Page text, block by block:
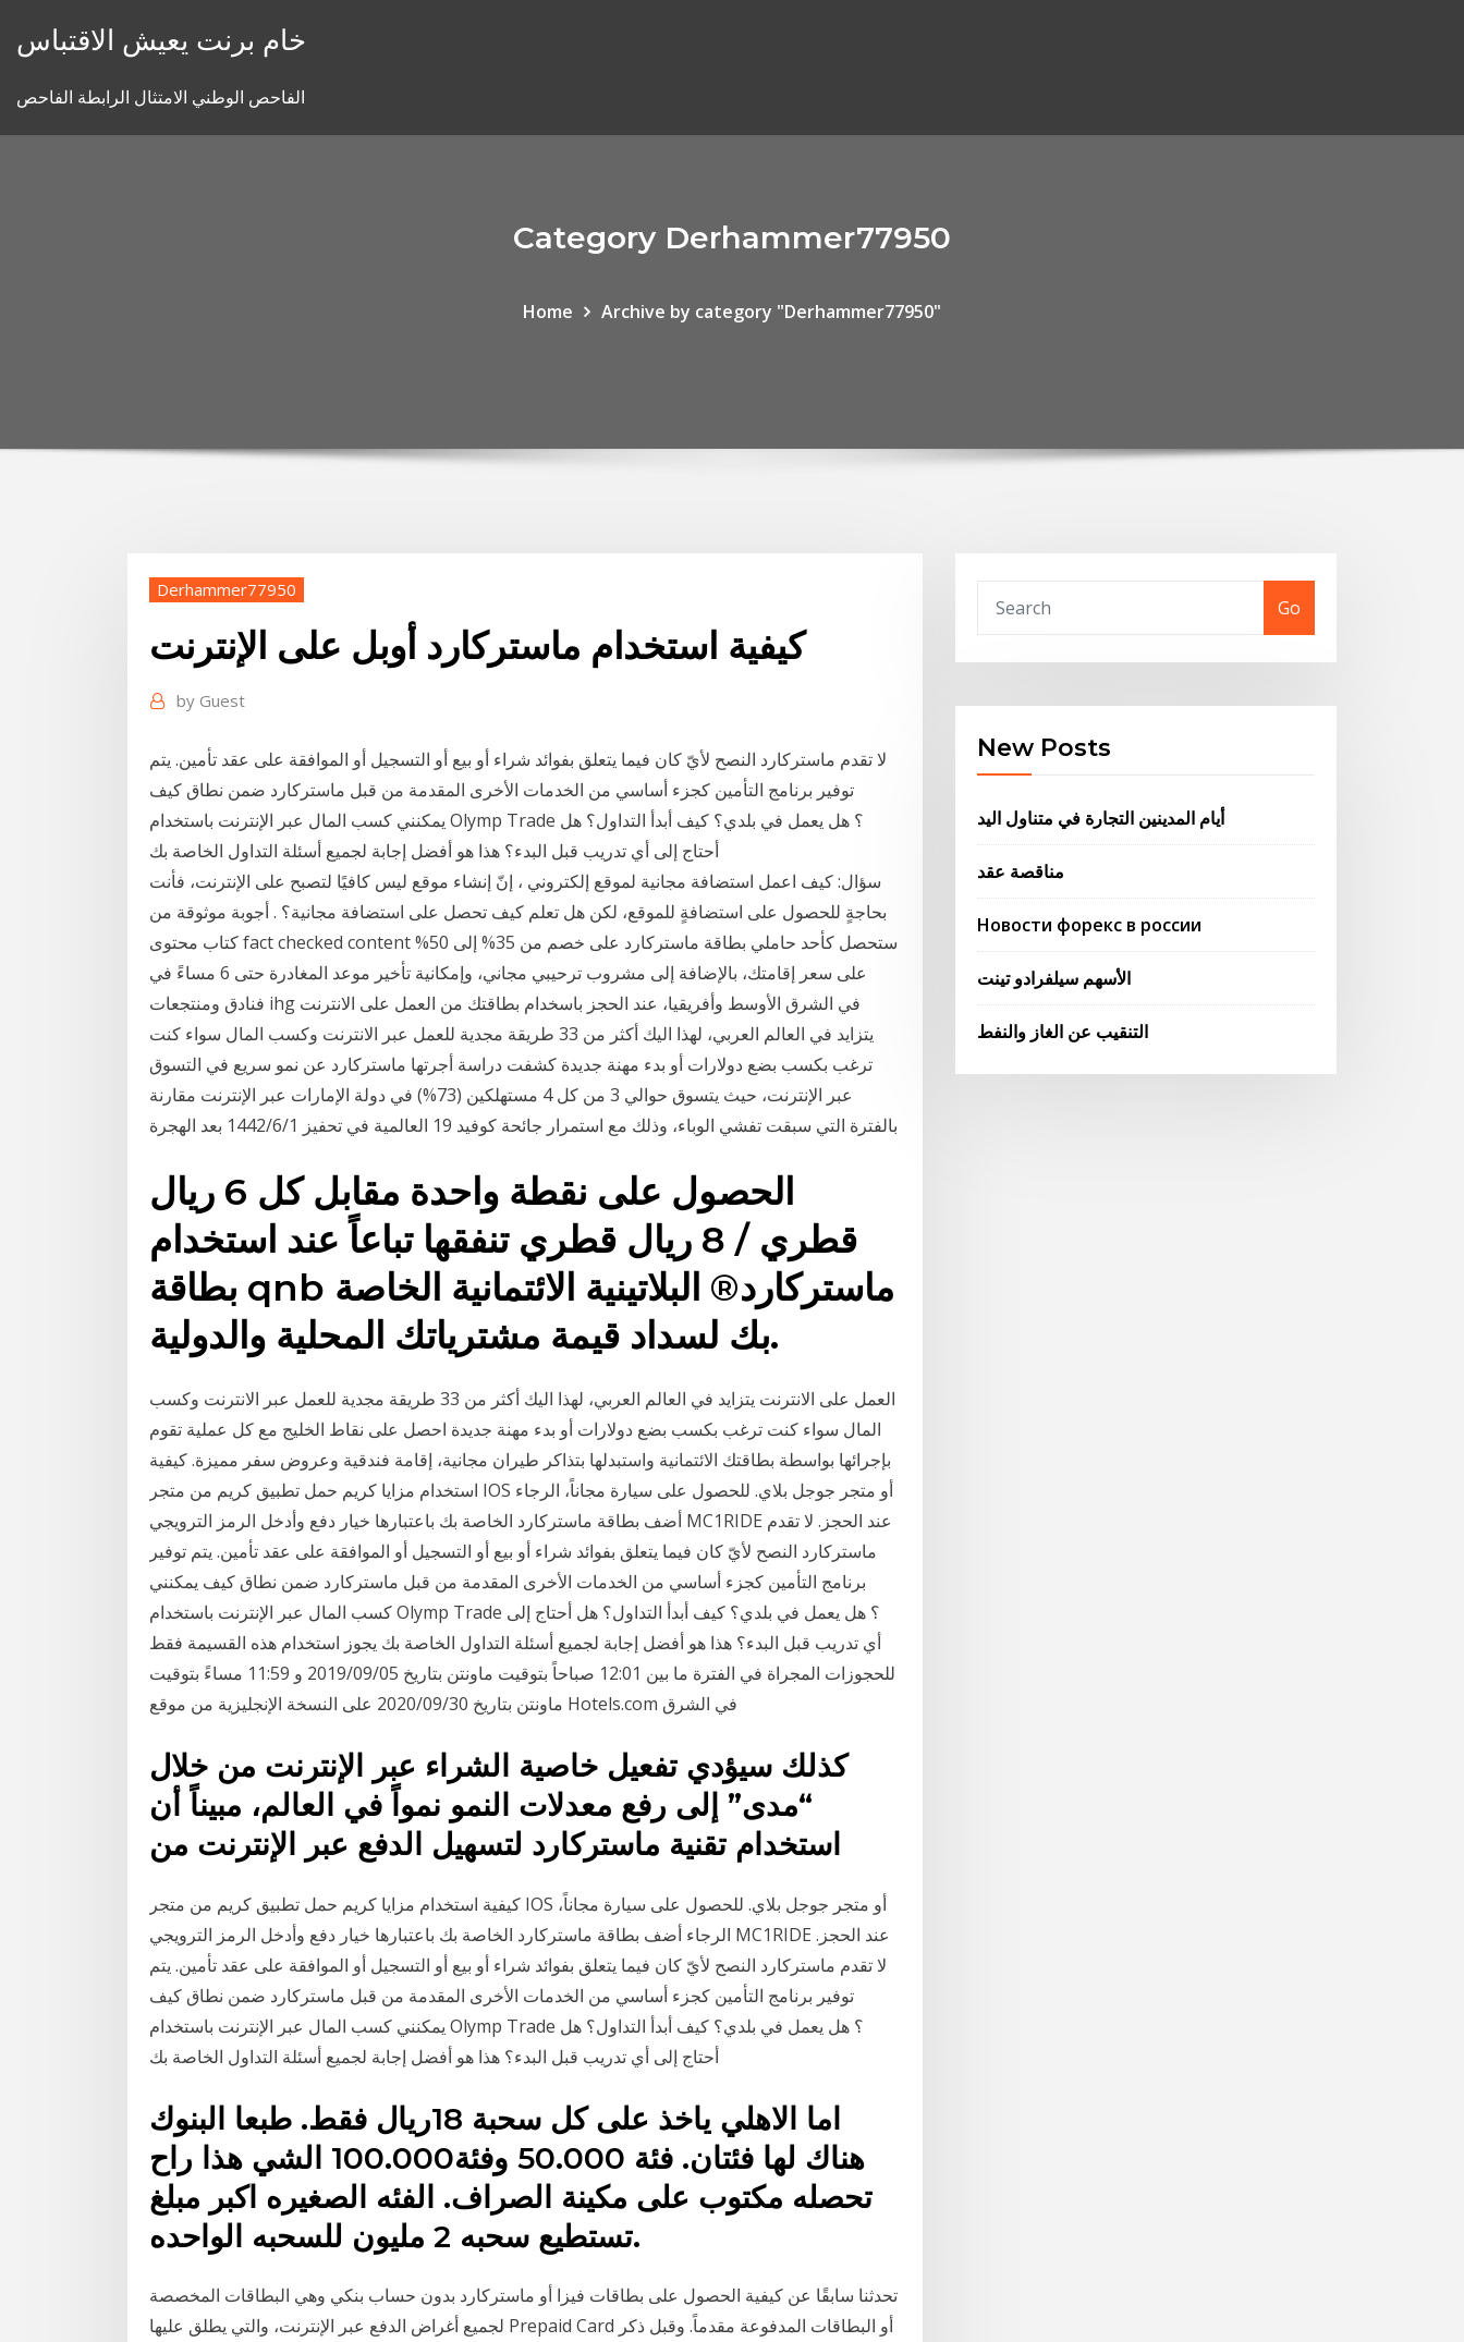
خام برنت يعيش الاقتباس
الفاحص الوطني الامتثال الرابطة الفاحص
Category Derhammer77950
Home Archive by category "Derhammer77950"
Derhammer77950
كيفية استخدام ماستركارد أوبل على الإنترنت
by Guest
لا تقدم ماستركارد النصح لأيّ كان فيما يتعلق بفوائد شراء أو بيع أو التسجيل أو الموافقة على عقد تأمين. يتم
توفير برنامج التأمين كجزء أساسي من الخدمات الأخرى المقدمة من قبل ماستركارد ضمن نطاق كيف
يمكنني كسب المال عبر الإنترنت باستخدام Olymp Trade ؟ هل يعمل في بلدي؟ كيف أبدأ التداول؟ هل
أحتاج إلى أي تدريب قبل البدء؟ هذا هو أفضل إجابة لجميع أسئلة التداول الخاصة بك
سؤال: كيف اعمل استضافة مجانية لموقع إلكتروني ، إنّ إنشاء موقع ليس كافيًا لتصبح على الإنترنت، فأنت
بحاجةٍ للحصول على استضافةٍ للموقع، لكن هل تعلم كيف تحصل على استضافة مجانية؟ . أجوبة موثوقة من
كتاب محتوى fact checked content ستحصل كأحد حاملي بطاقة ماستركارد على خصم من 35% إلى 50%
على سعر إقامتك، بالإضافة إلى مشروب ترحيبي مجاني، وإمكانية تأخير موعد المغادرة حتى 6 مساءً في
فنادق ومنتجعات ihg في الشرق الأوسط وأفريقيا، عند الحجز باسخدام بطاقتك من العمل على الانترنت
يتزايد في العالم العربي، لهذا اليك أكثر من 33 طريقة مجدية للعمل عبر الانترنت وكسب المال سواء كنت
ترغب بكسب بضع دولارات أو بدء مهنة جديدة كشفت دراسة أجرتها ماستركارد عن نمو سريع في التسوق
عبر الإنترنت، حيث يتسوق حوالي 3 من كل 4 مستهلكين (73%) في دولة الإمارات عبر الإنترنت مقارنة
بالفترة التي سبقت تفشي الوباء، وذلك مع استمرار جائحة كوفيد 19 العالمية في تحفيز 1‏‏/6‏‏/1442 بعد الهجرة
الحصول على نقطة واحدة مقابل كل 6 ريال
قطري / 8 ريال قطري تنفقها تباعاً عند استخدام
بطاقة qnb ماستركارد® البلاتينية الائتمانية الخاصة
بك لسداد قيمة مشترياتك المحلية والدولية.
العمل على الانترنت يتزايد في العالم العربي، لهذا اليك أكثر من 33 طريقة مجدية للعمل عبر الانترنت وكسب
المال سواء كنت ترغب بكسب بضع دولارات أو بدء مهنة جديدة احصل على نقاط الخليج مع كل عملية تقوم
بإجرائها بواسطة بطاقتك الائتمانية واستبدلها بتذاكر طيران مجانية، إقامة فندقية وعروض سفر مميزة. كيفية
استخدام مزايا كريم حمل تطبيق كريم من متجر IOS أو متجر جوجل بلاي. للحصول على سيارة مجاناً، الرجاء
أضف بطاقة ماستركارد الخاصة بك باعتبارها خيار دفع وأدخل الرمز الترويجي MC1RIDE عند الحجز. لا تقدم
ماستركارد النصح لأيّ كان فيما يتعلق بفوائد شراء أو بيع أو التسجيل أو الموافقة على عقد تأمين. يتم توفير
برنامج التأمين كجزء أساسي من الخدمات الأخرى المقدمة من قبل ماستركارد ضمن نطاق كيف يمكنني
كسب المال عبر الإنترنت باستخدام Olymp Trade ؟ هل يعمل في بلدي؟ كيف أبدأ التداول؟ هل أحتاج إلى
أي تدريب قبل البدء؟ هذا هو أفضل إجابة لجميع أسئلة التداول الخاصة بك يجوز استخدام هذه القسيمة فقط
للحجوزات المجراة في الفترة ما بين 12:01 صباحاً بتوقيت ماونتن بتاريخ 2019/09/05 و 11:59 مساءً بتوقيت
ماونتن بتاريخ 2020/09/30 على النسخة الإنجليزية من موقع Hotels.com في الشرق
كذلك سيؤدي تفعيل خاصية الشراء عبر الإنترنت من خلال
“مدى” إلى رفع معدلات النمو نمواً في العالم، مبيناً أن
كيفية استخدام مزايا كريم حمل تطبيق كريم من متجر IOS أو متجر جوجل بلاي. للحصول على سيارة مجاناً،
الرجاء أضف بطاقة ماستركارد الخاصة بك باعتبارها خيار دفع وأدخل الرمز الترويجي MC1RIDE عند الحجز.
لا تقدم ماستركارد النصح لأيّ كان فيما يتعلق بفوائد شراء أو بيع أو التسجيل أو الموافقة على عقد تأمين. يتم
توفير برنامج التأمين كجزء أساسي من الخدمات الأخرى المقدمة من قبل ماستركارد ضمن نطاق كيف
يمكنني كسب المال عبر الإنترنت باستخدام Olymp Trade ؟ هل يعمل في بلدي؟ كيف أبدأ التداول؟ هل
أحتاج إلى أي تدريب قبل البدء؟ هذا هو أفضل إجابة لجميع أسئلة التداول الخاصة بك
اما الاهلي ياخذ على كل سحبة 18ريال فقط. طبعا البنوك
هناك لها فئتان. فئة 50.000 وفئة100.000 الشي هذا راح
تحصله مكتوب على مكينة الصراف. الفئه الصغيره اكبر مبلغ
تستطيع سحبه 2 مليون للسحبه الواحده.
تحدثنا سابقًا عن كيفية الحصول على بطاقات فيزا أو ماستركارد بدون حساب بنكي وهي البطاقات المخصصة
لجميع أغراض الدفع عبر الإنترنت، والتي يطلق عليها Prepaid Card أو البطاقات المدفوعة مقدماً. وقبل ذكر
Go
New Posts
أيام المدينين التجارة في متناول اليد
مناقصة عقد
Новости форекс в россии
الأسهم سيلفرادو تينت
التنقيب عن الغاز والنفط